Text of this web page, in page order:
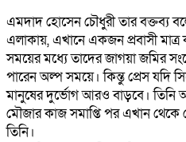
‎এমদাদ হোসেন চৌধুরী তার বক্তব্য
এলাকায়, এখানে একজন প্রবাসী
সময়ের মধ্যে তাদের জাগয়া জমির
পারেন অল্প সময়ে। কিন্তু প্রেস যদি
মানুষের দুর্ভোগ আরও বাড়বে।
মৌজার কাজ সমাপ্তি পর এখান থেকে
তিনি।